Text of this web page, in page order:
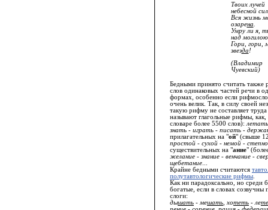
Твоих лучей
небесной
Вся жизнь
озарена
Умру ли я,
над могилою
Гори, гори,
звезда!
(Владимир
Чуевский)
Бедными принято считать также
слов одинаковых частей речи в
формах, особенно если
очень велик. Так, в силу своей
такую рифму не составляет
называют глагольные рифмы,
словаре более 5500 слов):
знать - играть - писать -
прилагательных на "ой" (свыше
простой - сухой - немой -
существительных на "ание"
желание - знание - венчание -
щебетание
Крайне бедными считаются
полутавтологические рифмы
Как ни парадоксально, но среди
богатые, если в словах созвучны
слоги:
дышать - мешать , хотеть - ле